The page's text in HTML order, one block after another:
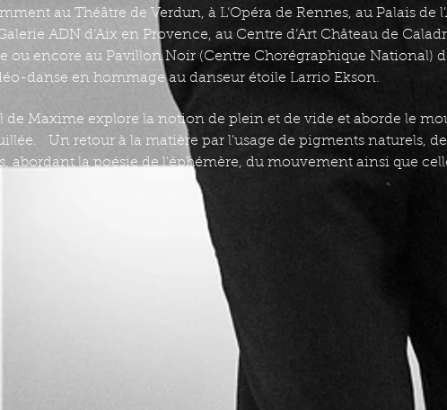
au Théâtre de Verdun, à L’Opéra de Rennes, au Palais de
ADN d’Aix en Provence, au Centre d’Art Château de
ou encore au Pavillon Noir (Centre Chorégraphique National)
danse en hommage au danseur étoile Larrio Ekson.
de Maxime explore la notion de plein et de vide et aborde le
Un retour à la matière par l’usage de pigments naturels,
abordant la poésie de l'éphémère, du mouvement ainsi que